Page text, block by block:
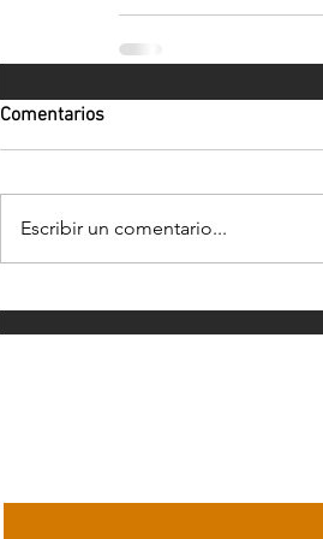
Comentarios
Escribir un comentario...